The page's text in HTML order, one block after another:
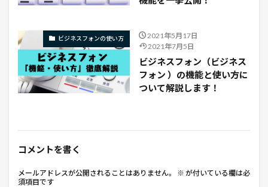
ビジネスフォンの使い方
2021年5月17日
2021年7月5日
ビジネスフォン（ビジネス
フォン ）の機能と使い方に
ついて解説します！
コメントを書く
メールアドレスが公開されることはありません。 ※ が付いている欄は必
須項目です